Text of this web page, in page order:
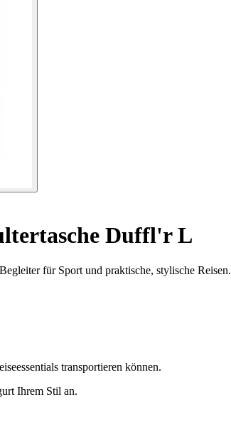
Duffl'r L
für Sport und praktische, stylische Reisen.
transportieren können.
Ihrem Stil an.